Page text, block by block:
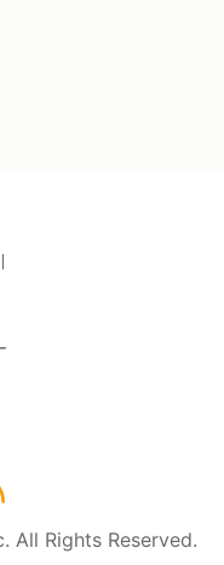
Rights Reserved.